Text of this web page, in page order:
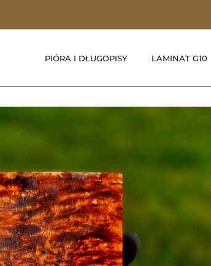
PIÓRA I DŁUGOPISY LAMINAT G10